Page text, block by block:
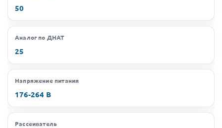
50
Аналог по ДНАТ
25
Напряжение питания
176-264 В
Рассеиватель